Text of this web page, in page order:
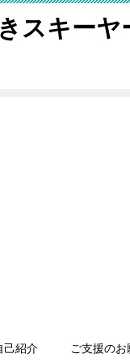
スキーヤ
己紹介 ご支援のお